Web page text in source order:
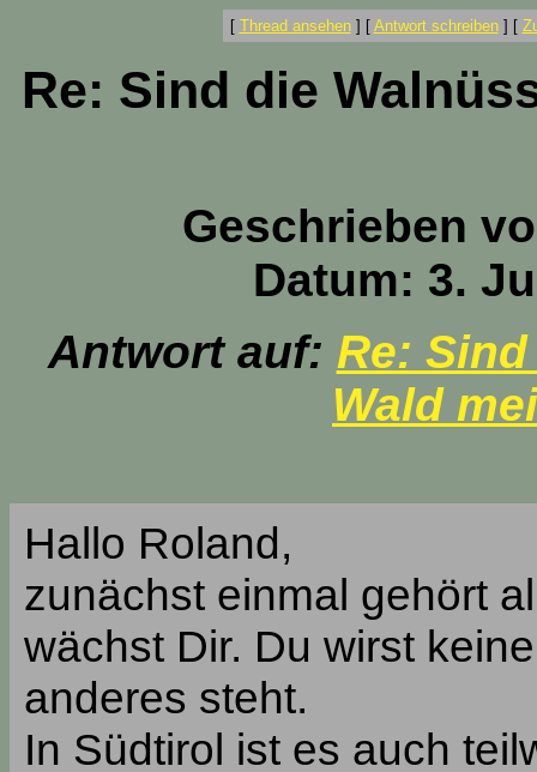
[ Thread ansehen] [ Antwort schreiben] [
Re: Sind die
Geschrieben
Datum: 3.
Antwort auf: Re:
Wald
Hallo Roland,
zunächst einmal gehört
wächst Dir. Du wirst
anderes steht.
In Südtirol ist es auch